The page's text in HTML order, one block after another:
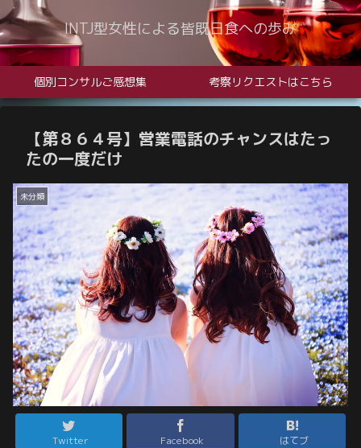
INTJ型女性による皆既日食への歩み
個別コンサルご感想集 考察リクエストはこちら
【第８６４号】営業電話のチャンスはたっ
たの一度だけ
未分類
Twitter Facebook はてブ